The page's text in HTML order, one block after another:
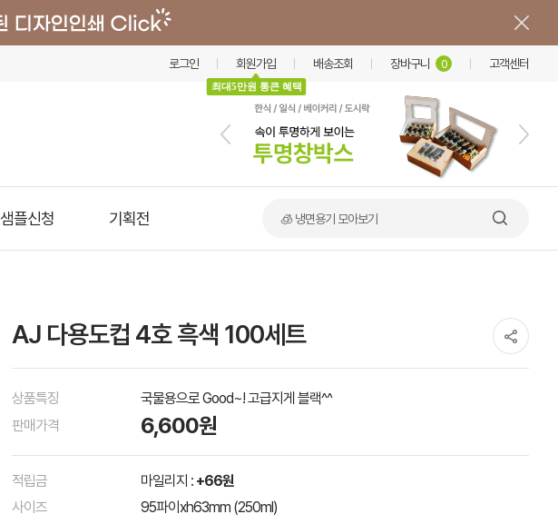
로그인 회원가입
최대5만원 통큰 혜택
배송조회 장바구니 0 고객센터
샘플신청 기획전 🧊 냉면용기 모아보기
AJ 다용도컵 4호 흑색 100세트
상품특징
국물용으로 Good~! 고급지게 블랙^^
판매가격
6,600원
적립금 마일리지 : +66원
사이즈
95파이xh63mm (250ml)